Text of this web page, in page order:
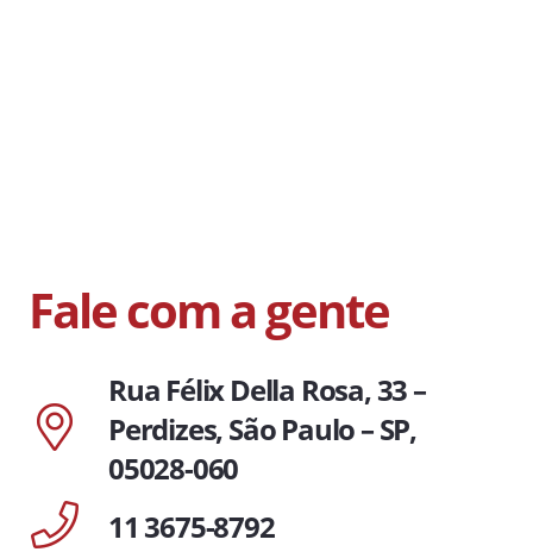
Fale com a gente
Rua Félix Della Rosa, 33 –
Perdizes, São Paulo – SP,
05028-060
11 3675-8792